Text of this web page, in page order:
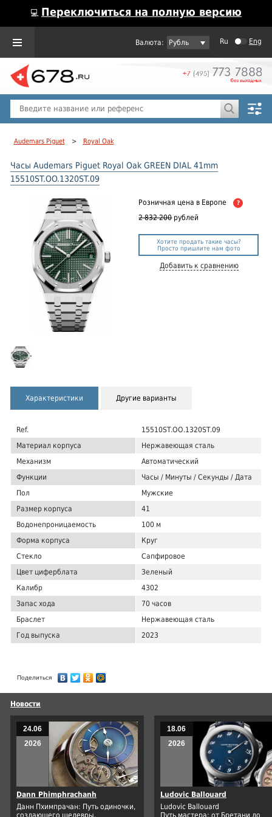
💻 Переключиться на полную версию
Рубль Ru Eng
Audemars Piguet > Royal Oak
Часы Audemars Piguet Royal Oak GREEN DIAL 41mm
15510ST.OO.1320ST.09
Розничная цена в Европе ?
2 832 200 рублей
Хотите продать такие часы?
Просто пришлите нам фото
Добавить к сравнению
Характеристики Другие варианты
Ref.
15510ST.OO.1320ST.09
Материал корпуса
Нержавеющая сталь
Механизм
Автоматический
Функции
Часы / Минуты / Секунды / Дата
Пол
Мужские
Размер корпуса
41
Водонепроницаемость
100 м
Форма корпуса
Круг
Стекло
Сапфировое
Цвет циферблата
Зеленый
Калибр
4302
Запас хода
70 часов
Браслет
Нержавеющая сталь
Год выпуска
2023
Поделиться
Новости
24.06
2026
Dann Phimphrachanh
Данн Пхимпрачан: Путь одиночки,
создающего шедевры.
18.06
2026
Ludovic Ballouard
Ludovic Ballouard
Путь мастера: от Бретани до